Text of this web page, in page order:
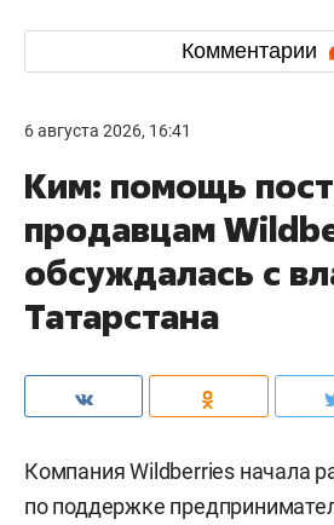
Комментарии
6 августа 2026, 16:41
Ким: помощь
продавцам
обсуждалась с
Татарстана
Компания Wildberries начала
по поддержке